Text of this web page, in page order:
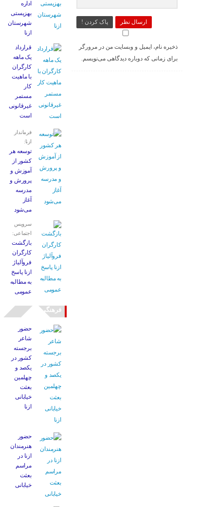
ارسال نظر پاک کردن !
ذخیره نام، ایمیل و وبسایت من در مرورگر
برای زمانی که دوباره دیدگاهی می‌نویسم.
اداره
بهزیستی
شهرستان
ازنا
قرارداد
یک ماهه
کارگران
با ماهیت
کار
مستمر
غیرقانونی
است
فرماندار
ازنا:
توسعه هر
کشور از
آموزش و
پرورش و
مدرسه
آغاز
می‌شود
سرویس
اجتماعی:
بازگشت
کارگران
فروآلیاژ
ازنا پاسخ
به مطالبه
عمومی
فرهنگی
حضور
شاعر
برجسته
کشور در
یکصد و
چهلمین
بعثت
خیابانی
ازنا
حضور
هنرمندان
ازنا در
مراسم
بعثت
خیابانی